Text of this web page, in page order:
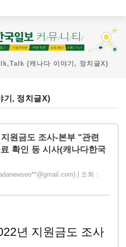
(캐나다 이야기, 정치글X)
기, 정치글X)
원금도 조사-본부 "관련
확인 등 시사(캐나다한국
| 조회 :
년 지원금도 조사